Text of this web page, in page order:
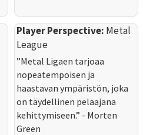
Player Perspective: Metal
League
”Metal Ligaen tarjoaa
nopeatempoisen ja
haastavan ympäristön, joka
on täydellinen pelaajana
kehittymiseen.” - Morten
Green